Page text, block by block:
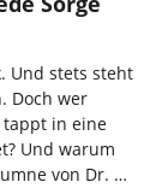
Und stets steht
Doch wer
tappt in eine
Und warum
von Dr. …